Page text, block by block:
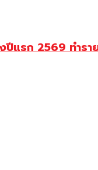
แรก 2569 ทำร